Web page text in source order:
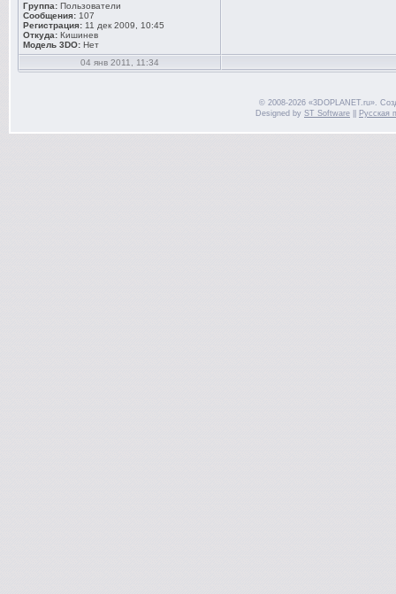
Группа: Пользователи
Сообщения: 107
Регистрация: 11 дек 2009, 10:45
Откуда: Кишинев
Модель 3DO: Нет
04 янв 2011, 11:34
© 2008-2026 «3DOPLANET.ru».
Designed by ST Software Русская